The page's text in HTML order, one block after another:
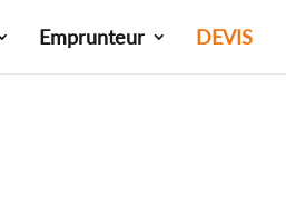
Emprunteur DEVIS